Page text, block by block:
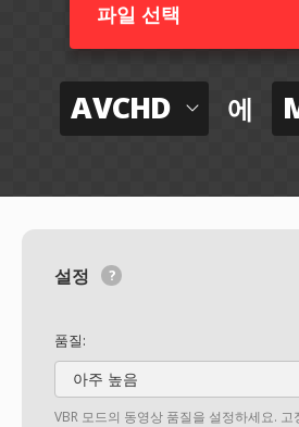
파일 선택
AVCHD 에
설정
품질:
아주 높음
VBR 모드의 동영상 품질을 설정하세요. 고